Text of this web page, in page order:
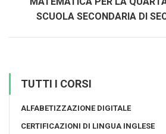
SCUOLA SECONDARIA DI
TUTTI I CORSI
ALFABETIZZAZIONE DIGITALE
CERTIFICAZIONI DI LINGUA INGLESE